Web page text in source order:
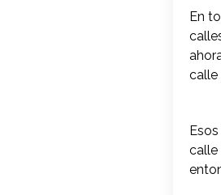
En
calle
calle